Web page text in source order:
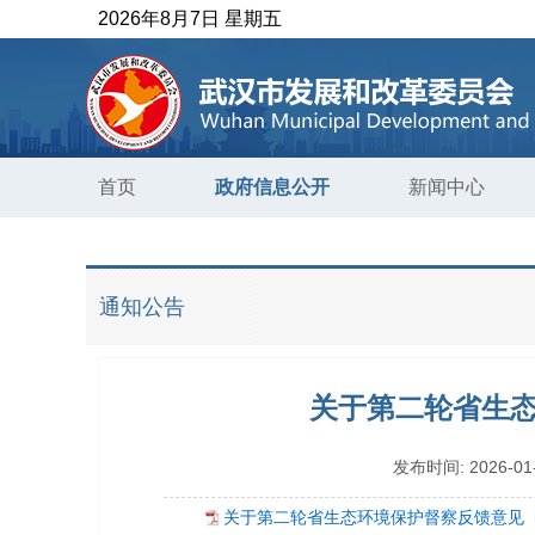
2026年8月7日 星期五
首页 政府信息公开 新闻中心
通知公告
关于第二轮省生
发布时间: 2026-
关于第二轮省生态环境保护督察反馈意见